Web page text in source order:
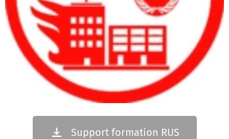
Support formation RUS